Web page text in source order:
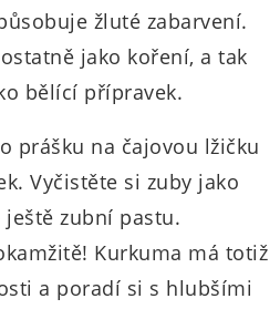
žluté zabarvení.
jako koření, a tak
bělící přípravek.
prášku na čajovou lžičku
Vyčistěte si zuby jako
zubní pastu.
Kurkuma má totiž
a poradí si s hlubšími